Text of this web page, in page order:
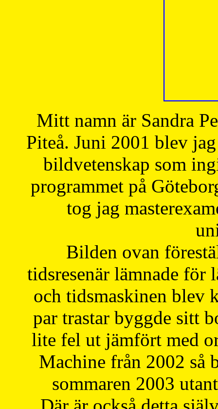
Mitt namn är Sandra
Piteå. Juni 2001 blev
bildvetenskap som
programmet på
tog jag
Bilden ovan
tidsresenär lämnade för
och tidsmaskinen blev
par trastar byggde sitt
lite fel ut jämfört med
Machine från 2002 så
sommaren 2003